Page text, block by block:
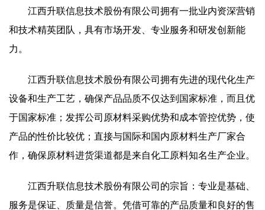
江西升联信息技术股份有限公司拥有一批业内资深营销
和技术精英团队，具有市场开发、专业服务和研发创新能
力。
江西升联信息技术股份有限公司拥有先进的现代化生产
设备和生产工艺，确保产品品质不仅达到国家标准，而且优
于国家标准；发挥公司原材料采购优势和成本管控优势，使
产品的性价比较优；直接与国际和国内原材料生产厂家合
作，确保原材料进货渠道都是来自化工原料知名生产企业。
江西升联信息技术股份有限公司的宗旨：专业是基础、
服务是保证、质量是信誉。凭借可靠的产品质量和良好的售